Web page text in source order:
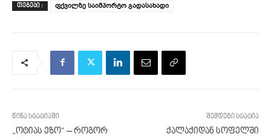
ᲗᲔᲒᲔᲑᲘ : ფქვილზე საიმპორტო გადასახადი
წინა სტატიაში
„ოტიას ეზო“ – როგორ
შემდეგი სტატია
ქალაქიდან სოფელში